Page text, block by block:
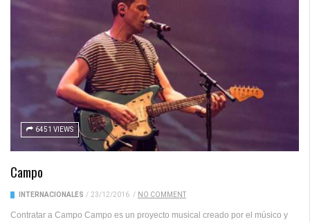
6451 VIEWS
Campo
INTERNACIONALES / 23/12/2016 / NO COMMENT
Contratar a Campo Campo es un proyecto musical creado por el músico y